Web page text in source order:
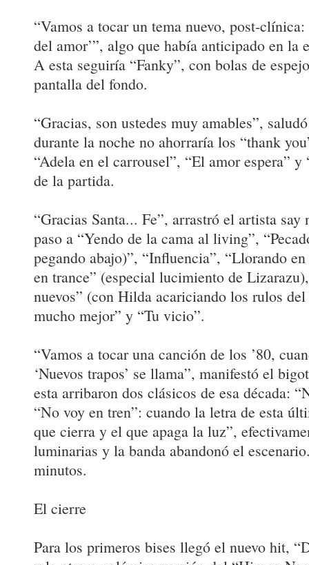
“Vamos a tocar un tema nuevo, post-
del amor’”, algo que había anticipado en
A esta seguiría “Fanky”, con bolas de
pantalla del fondo.
“Gracias, son ustedes muy amables”,
durante la noche no ahorraría los “thank
“Adela en el carrousel”, “El amor espera” y
de la partida.
“Gracias Santa... Fe”, arrastró el artista say
paso a “Yendo de la cama al living”,
pegando abajo)”, “Influencia”, “Llorando
en trance” (especial lucimiento de
nuevos” (con Hilda acariciando los rulos
mucho mejor” y “Tu vicio”.
“Vamos a tocar una canción de los ’80,
‘Nuevos trapos’ se llama”, manifestó el
esta arribaron dos clásicos de esa década:
“No voy en tren”: cuando la letra de esta
que cierra y el que apaga la luz”,
luminarias y la banda abandonó el
minutos.
El cierre
Para los primeros bises llegó el nuevo hit,